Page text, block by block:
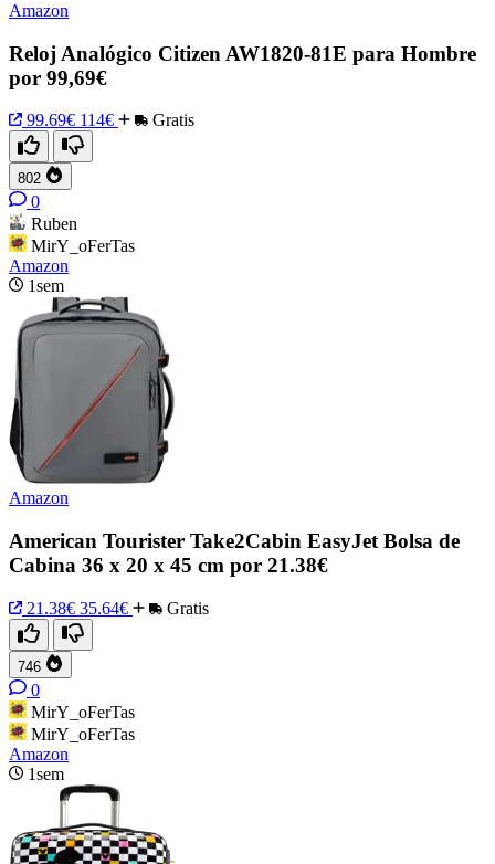
Amazon
Reloj Analógico Citizen AW1820-81E para Hombre
por 99,69€
99.69€ 114€ Gratis
802
0
Ruben
MirY_oFerTas
Amazon
1sem
Amazon
American Tourister Take2Cabin EasyJet Bolsa de
Cabina 36 x 20 x 45 cm por 21.38€
21.38€ 35.64€ Gratis
746
0
MirY_oFerTas
MirY_oFerTas
Amazon
1sem